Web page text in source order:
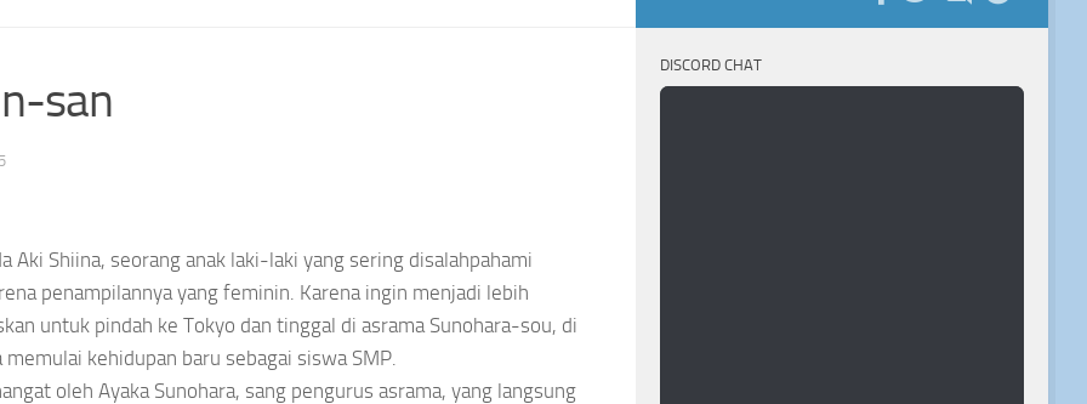
san
Aki Shiina, seorang anak laki-laki yang sering disalahpahami
penampilannya yang feminin. Karena ingin menjadi lebih
untuk pindah ke Tokyo dan tinggal di asrama Sunohara-sou, di
kehidupan baru sebagai siswa SMP.
oleh Ayaka Sunohara, sang pengurus asrama, yang langsung
DISCORD CHAT